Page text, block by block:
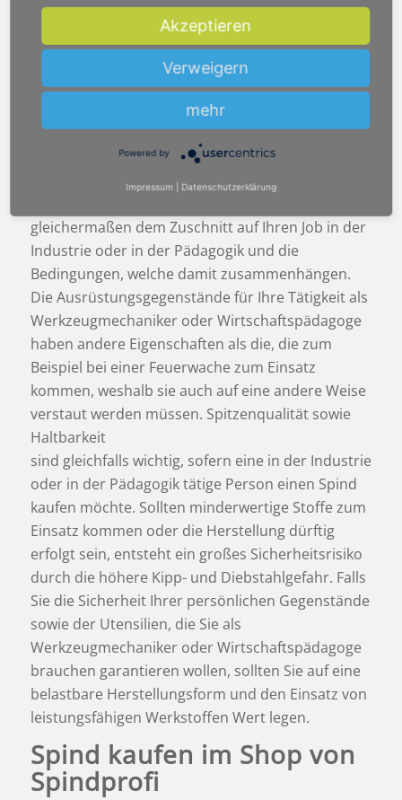
Sofern Sie sich für Ihre Tätigkeit als
Werkzeugmechaniker oder
Wirtschaftspädagogeeinen passenden Spind
kaufen wollen, ist es empfehlenswert, auf
praktische Eigenschaften besonders viel Wert zu
legen. Die vorhin behandelten
Auswahlmöglichkeiten werden nicht nur zu
gleichermaßen dem Zuschnitt auf Ihren Job in der
Industrie oder in der Pädagogikund die
Bedingungen, welche damit zusammenhängen.
Die Ausrüstungsgegenstände für Ihre Tätigkeit als
Werkzeugmechaniker oderWirtschaftspädagoge
haben andere Eigenschaften als die, die zum
Beispiel bei einer Feuerwache zum Einsatz
kommen, weshalb sie auch auf eine andere Weise
verstaut werden müssen. Spitzenqualität sowie
Haltbarkeit
sind gleichfalls wichtig, sofern eine in der Industrie
oder in der Pädagogiktätige Person einen Spind
kaufen möchte. Sollten minderwertige Stoffe zum
Einsatz kommen oder die Herstellung dürftig
erfolgt sein, entsteht ein großes Sicherheitsrisiko
durch die höhere Kipp- und Diebstahlgefahr. Falls
Sie die Sicherheit Ihrer persönlichen Gegenstände
sowie der Utensilien, die Sie als
Werkzeugmechaniker oderWirtschaftspädagoge
brauchen garantieren wollen, sollten Sie auf eine
belastbare Herstellungsform und den Einsatz von
leistungsfähigen Werkstoffen Wert legen.
Spind kaufen im Shop von
Spindprofi
Akzeptieren
Verweigern
mehr
Powered by
Impressum Datenschutzerklärung